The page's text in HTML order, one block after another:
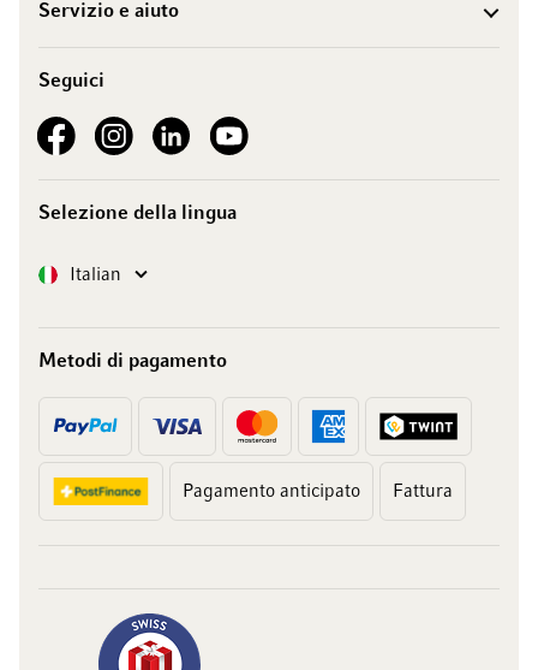
Servizio e aiuto
Seguici
See our FacebookSee our Instagram account
See our LinkedInSee our YouTube channel
Selezione della lingua
Lingua Italian
Metodi di pagamento
Pagamento anticipato Fattura